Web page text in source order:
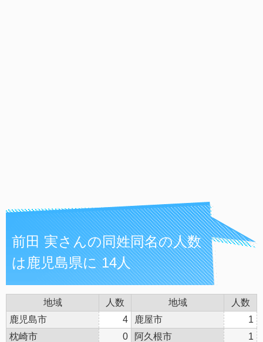
前田 実さんの同姓同名の人数
は鹿児島県に 14人
地域 人数 地域
人数
鹿児島市
4 鹿屋市
1
枕崎市
0 阿久根市
1